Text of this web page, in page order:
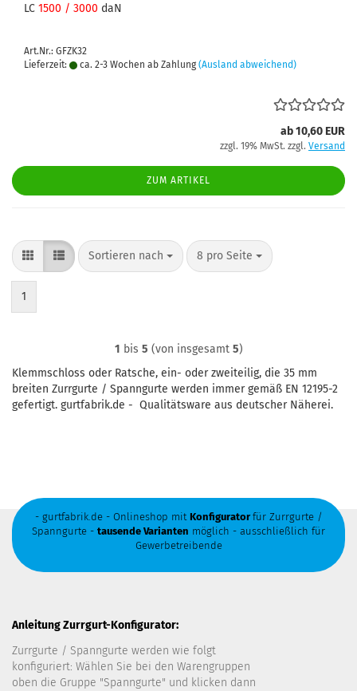
LC 1500 / 3000 daN
Art.Nr.: GFZK32
Lieferzeit:
ca. 2-3 Wochen ab Zahlung (Ausland abweichend)
ab 10,60 EUR
zzgl. 19% MwSt. zzgl. Versand
ZUM ARTIKEL
Sortieren nach
Sortieren nach 8 pro Seite
pro Seite
1
1 bis 5 (von insgesamt 5)
Klemmschloss oder Ratsche, ein- oder zweiteilig, die 35 mm
breiten Zurrgurte / Spanngurte werden immer gemäß EN 12195-2
gefertigt. gurtfabrik.de - Qualitätsware aus deutscher Näherei.
- gurtfabrik.de - Onlineshop mit Konfiguratorfür Zurrgurte /
Spanngurte - tausende Varianten möglich - ausschließlich für
Gewerbetreibende
Anleitung Zurrgurt-Konfigurator:
Zurrgurte / Spanngurte werden wie folgt
konfiguriert: Wählen Sie bei den Warengruppen
oben die Gruppe "Spanngurte" und klicken dann